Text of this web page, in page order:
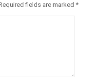
fields are marked *